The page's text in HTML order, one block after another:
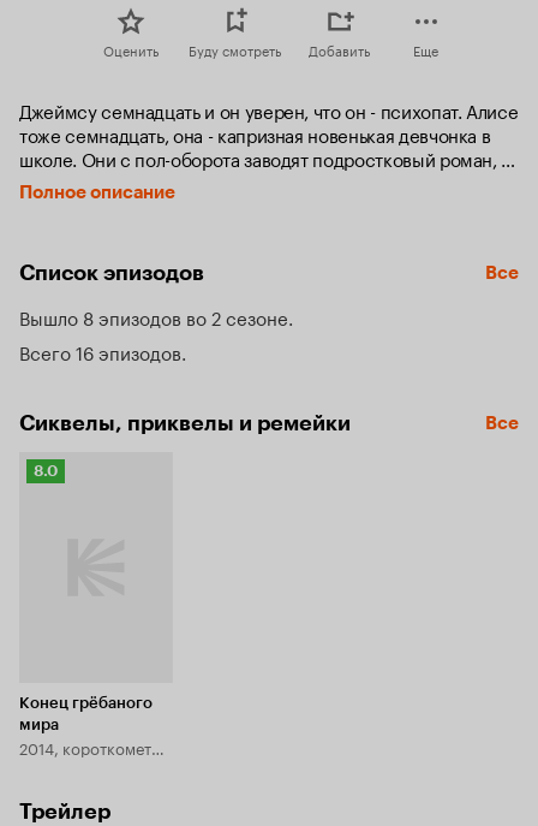
Оценить Буду смотреть Добавить Еще
Джеймсу семнадцать и он уверен, что он - психопат. Алисе
тоже семнадцать, она - капризная новенькая девчонка в
школе. Они с пол-оборота заводят подростковый роман, и
Алиса уговаривает Джеймса начать поиски её отца.
Джеймсу от Алисы тоже кое-что нужно.
Полное описание
Список эпизодов Все
Вышло 8 эпизодов во 2 сезоне
Всего 16 эпизодов
Сиквелы, приквелы и ремейки Все
Рейтинг
8.0
Конец грёбаного
мира
2014, короткометражка
Трейлер